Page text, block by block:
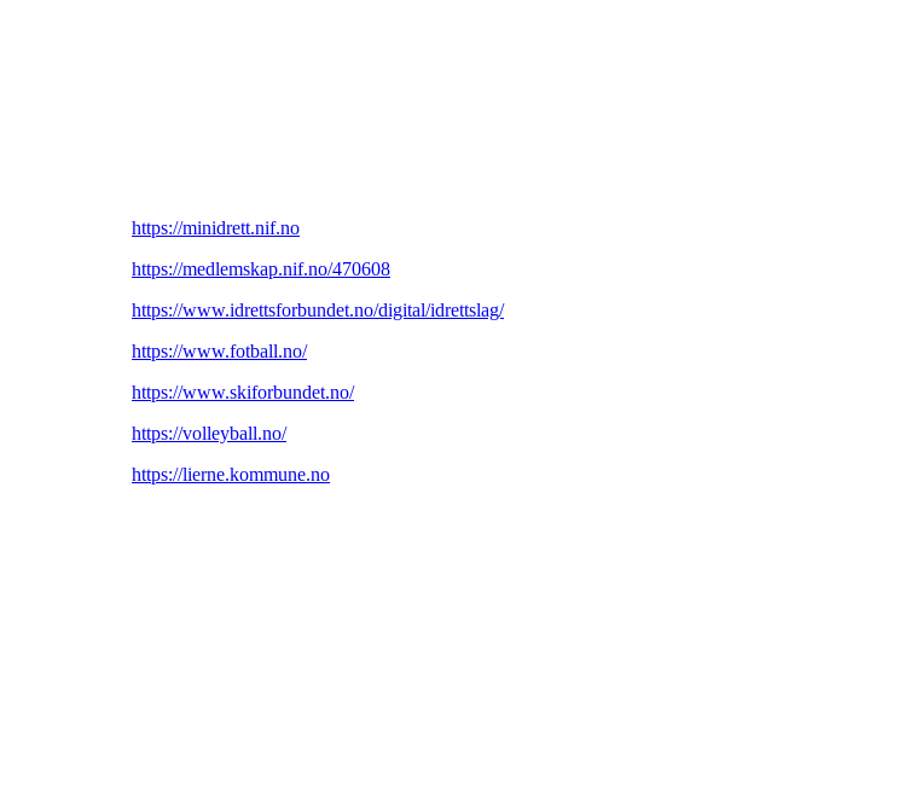
https://minidrett.nif.no
https://medlemskap.nif.no/470608
https://www.idrettsforbundet.no/digital/idrettslag/
https://www.fotball.no/
https://www.skiforbundet.no/
https://volleyball.no/
https://lierne.kommune.no